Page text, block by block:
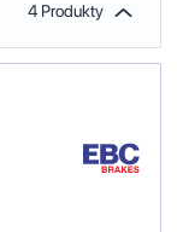
4 Produkty